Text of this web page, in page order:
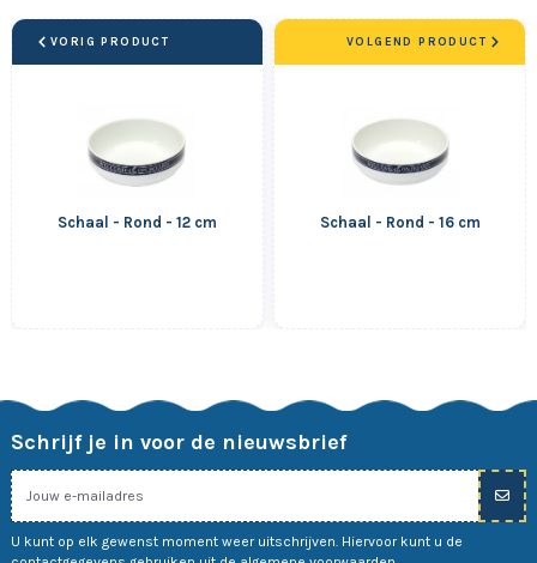
VORIG PRODUCT
Schaal - Rond - 12 cm Schaal - Rond - 16 cm
VOLGEND PRODUCT
Schrijf je in voor de nieuwsbrief
U kunt op elk gewenst moment weer uitschrijven. Hiervoor kunt u de